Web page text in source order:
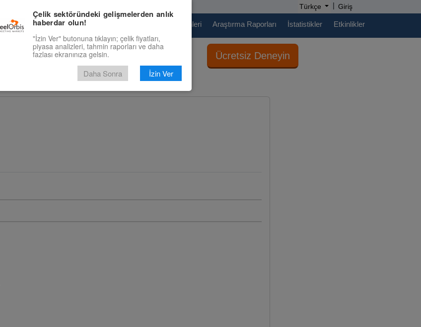
Türkçe | Giriş
Pazaryeri Fiyat Tahminleri Araştırma Raporları İstatistikler Etkinlikler
Ücretsiz Deneyin
Çelik sektöründeki gelişmelerden anlık
haberdar olun!
"İzin Ver" butonuna tıklayın; çelik fiyatları,
piyasa analizleri, tahmin raporları ve daha
fazlası ekranınıza gelsin.
Daha Sonra İzin Ver